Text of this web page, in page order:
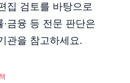
집 검토를 바탕으로
금융 등 전문 판단은
관을 참고하세요.